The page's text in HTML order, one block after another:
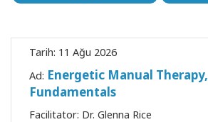
Açın
İLETIŞIM
Tarih: 11 Ağu 2026
Ad: Energetic Manual Therapy,
Fundamentals
Facilitator: Dr. Glenna Rice